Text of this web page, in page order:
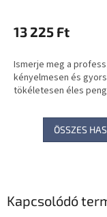
Kapcsolódó
13 225 Ft
Ismerje meg a
kényelmesen és
tökéletesen éles
ÖSSZES